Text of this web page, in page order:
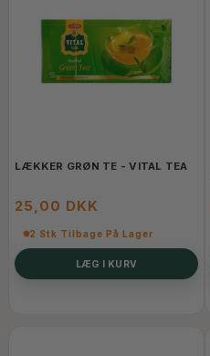
LÆKKER GRØN TE - VITAL TEA
25,00 DKK
2 Stk Tilbage På Lager
LÆG I KURV